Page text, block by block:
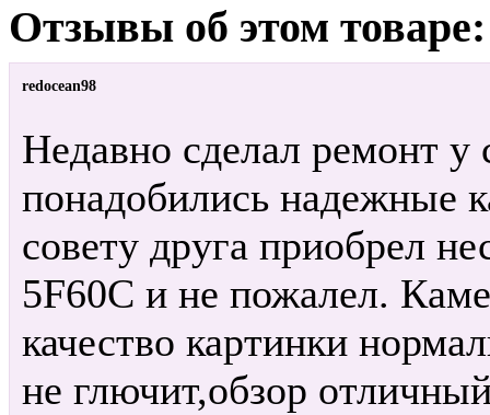
Отзывы об этом товаре:
redocean98
Недавно сделал ремонт у
понадобились надежные
совету друга приобрел
5F60C и не пожалел.
качество картинки
не глючит,обзор